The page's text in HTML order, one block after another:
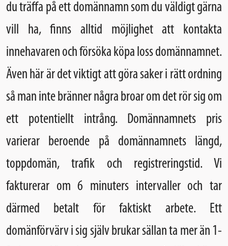
du träffa på ett domännamn som du väldigt gärna
vill ha, finns alltid möjlighet att kontakta
innehavaren och försöka köpa loss domännamnet.
Även här är det viktigt att göra saker i rätt ordning
så man inte bränner några broar om det rör sig om
ett potentiellt intrång. Domännamnets pris
varierar beroende på domännamnets längd,
toppdomän, trafik och registreringstid. Vi
fakturerar om 6 minuters intervaller och tar
därmed betalt för faktiskt arbete. Ett
domänförvärv i sig själv brukar sällan ta mer än 1-